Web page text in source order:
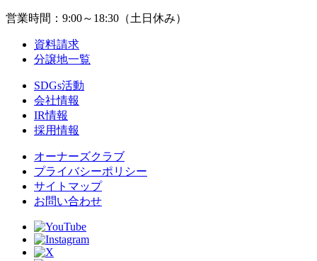
営業時間：9:00～18:30（土日休み）
資料請求
分譲地一覧
SDGs活動
会社情報
IR情報
採用情報
オーナーズクラブ
プライバシーポリシー
サイトマップ
お問い合わせ